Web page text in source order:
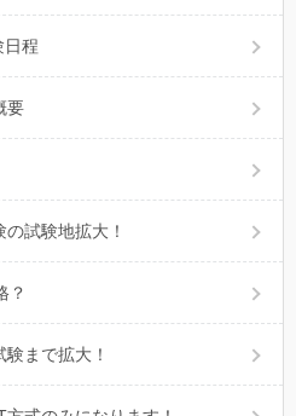
日程
要
試験地拡大！
？
まで拡大！